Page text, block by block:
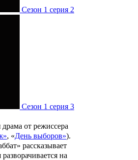
Сезон 1 серия 2
Сезон 1 серия 3
от режиссера
», «День выборов»).
» рассказывает
на